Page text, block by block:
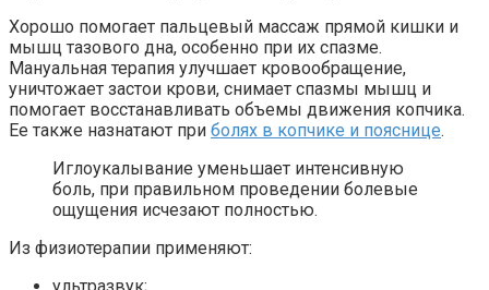
Хорошо помогает пальцевый массаж прямой кишки и
мышц тазового дна, особенно при их спазме.
Мануальная терапия улучшает кровообращение,
уничтожает застои крови, снимает спазмы мышц и
помогает восстанавливать объемы движения копчика.
Ее также назнатают при болях в копчике и пояснице.
Иглоукалывание уменьшает интенсивную
боль, при правильном проведении болевые
ощущения исчезают полностью.
Из физиотерапии применяют: